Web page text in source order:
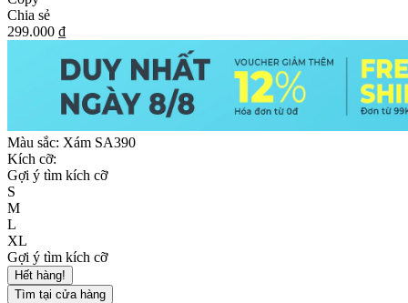
Chia sẻ
299.000 ₫
Màu sắc: Xám SA390
Kích cỡ:
Gợi ý tìm kích cỡ
S
M
L
XL
Gợi ý tìm kích cỡ
Hết hàng!
Tìm tại cửa hàng